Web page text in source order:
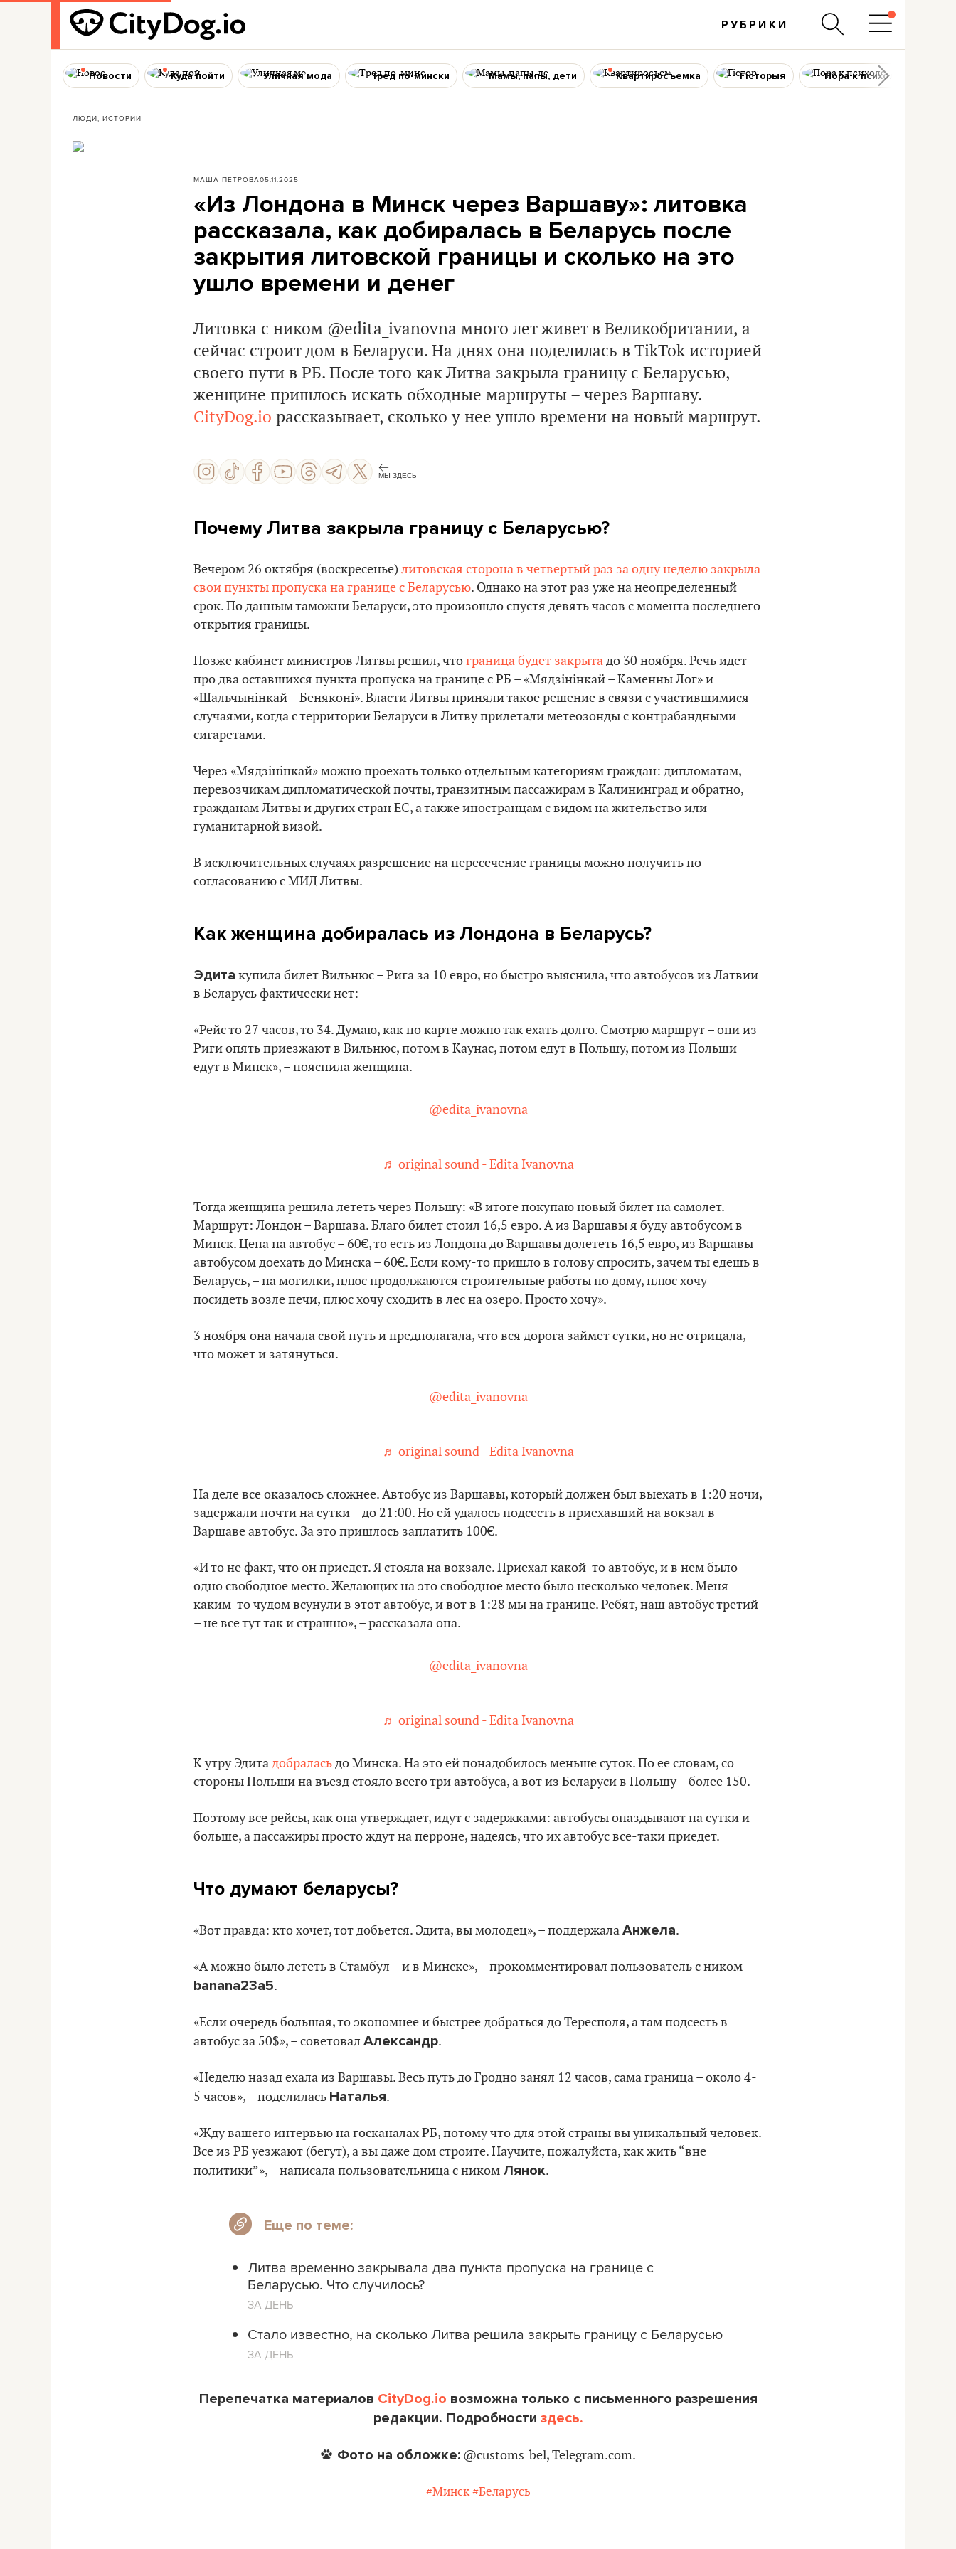
РУБРИКИ
Новости Куда пойти Уличная мода Тред по-мински Мамы, папы, дети Квартиросъемка Гісторыя Пора к психологу
ЛЮДИ, ИСТОРИИ
МАША ПЕТРОВА05.11.2025
«Из Лондона в Минск через Варшаву»: литовка
рассказала, как добиралась в Беларусь после
закрытия литовской границы и сколько на это
ушло времени и денег
Литовка с ником @edita_ivanovna много лет живет в Великобритании, а
сейчас строит дом в Беларуси. На днях она поделилась в TikTok историей
своего пути в РБ. После того как Литва закрыла границу с Беларусью,
женщине пришлось искать обходные маршруты – через Варшаву.
CityDog.io рассказывает, сколько у нее ушло времени на новый маршрут.
МЫ ЗДЕСЬ
Почему Литва закрыла границу с Беларусью?
Вечером 26 октября (воскресенье) литовская сторона в четвертый раз за одну неделю закрыла
свои пункты пропуска на границе с Беларусью. Однако на этот раз уже на неопределенный
срок. По данным таможни Беларуси, это произошло спустя девять часов с момента последнего
открытия границы.
Позже кабинет министров Литвы решил, чтограница будет закрытадо 30 ноября. Речь идет
про два оставшихся пункта пропуска на границе с РБ – «Мядзінінкай – Каменны Лог» и
«Шальчынінкай – Беняконі». Власти Литвы приняли такое решение в связи с участившимися
случаями, когда с территории Беларуси в Литву прилетали метеозонды с контрабандными
сигаретами.
Через «Мядзінінкай» можно проехать только отдельным категориям граждан: дипломатам,
перевозчикам дипломатической почты, транзитным пассажирам в Калининград и обратно,
гражданам Литвы и других стран ЕС, а также иностранцам с видом на жительство или
гуманитарной визой.
В исключительных случаях разрешение на пересечение границы можно получить по
согласованию с МИД Литвы.
Как женщина добиралась из Лондона в Беларусь?
Эдита купила билет Вильнюс – Рига за 10 евро, но быстро выяснила, что автобусов из Латвии
в Беларусь фактически нет:
«Рейс то 27 часов, то 34. Думаю, как по карте можно так ехать долго. Смотрю маршрут – они из
Риги опять приезжают в Вильнюс, потом в Каунас, потом едут в Польшу, потом из Польши
едут в Минск», – пояснила женщина.
@edita_ivanovna
♬ original sound - Edita Ivanovna
Тогда женщина решила лететь через Польшу: «В итоге покупаю новый билет на самолет.
Маршрут: Лондон – Варшава. Благо билет стоил 16,5 евро. А из Варшавы я буду автобусом в
Минск. Цена на автобус – 60€, то есть из Лондона до Варшавы долететь 16,5 евро, из Варшавы
автобусом доехать до Минска – 60€. Если кому-то пришло в голову спросить, зачем ты едешь в
Беларусь, – на могилки, плюс продолжаются строительные работы по дому, плюс хочу
посидеть возле печи, плюс хочу сходить в лес на озеро. Просто хочу».
3 ноября она начала свой путь и предполагала, что вся дорога займет сутки, но не отрицала,
что может и затянуться.
@edita_ivanovna
♬ original sound - Edita Ivanovna
На деле все оказалось сложнее. Автобус из Варшавы, который должен был выехать в 1:20 ночи,
задержали почти на сутки – до 21:00. Но ей удалось подсесть в приехавший на вокзал в
Варшаве автобус. За это пришлось заплатить 100€.
«И то не факт, что он приедет. Я стояла на вокзале. Приехал какой-то автобус, и в нем было
одно свободное место. Желающих на это свободное место было несколько человек. Меня
каким-то чудом всунули в этот автобус, и вот в 1:28 мы на границе. Ребят, наш автобус третий
– не все тут так и страшно», – рассказала она.
@edita_ivanovna
♬ original sound - Edita Ivanovna
К утру Эдитадобраласьдо Минска. На это ей понадобилось меньше суток. По ее словам, со
стороны Польши на въезд стояло всего три автобуса, а вот из Беларуси в Польшу – более 150.
Поэтому все рейсы, как она утверждает, идут с задержками: автобусы опаздывают на сутки и
больше, а пассажиры просто ждут на перроне, надеясь, что их автобус все-таки приедет.
Что думают беларусы?
«Вот правда: кто хочет, тот добьется. Эдита, вы молодец», – поддержалаАнжела.
«А можно было лететь в Стамбул – и в Минске», – прокомментировал пользователь с ником
banana23a5.
«Если очередь большая, то экономнее и быстрее добраться до Тересполя, а там подсесть в
автобус за 50$», – советовал Александр.
«Неделю назад ехала из Варшавы. Весь путь до Гродно занял 12 часов, сама граница – около 4-
5 часов», – поделилась Наталья.
«Жду вашего интервью на госканалах РБ, потому что для этой страны вы уникальный человек.
Все из РБ уезжают (бегут), а вы даже дом строите. Научите, пожалуйста, как жить “вне
политики”», – написала пользовательница с ником Лянок.
Еще по теме:
Литва временно закрывала два пункта пропуска на границе с
Беларусью. Что случилось?
ЗА ДЕНЬ
Стало известно, на сколько Литва решила закрыть границу с Беларусью
ЗА ДЕНЬ
Перепечатка материалов CityDog.io возможна только с письменного разрешения
редакции. Подробности здесь.
Фото на обложке:@customs_bel, Telegram.com.
#Минск #Беларусь